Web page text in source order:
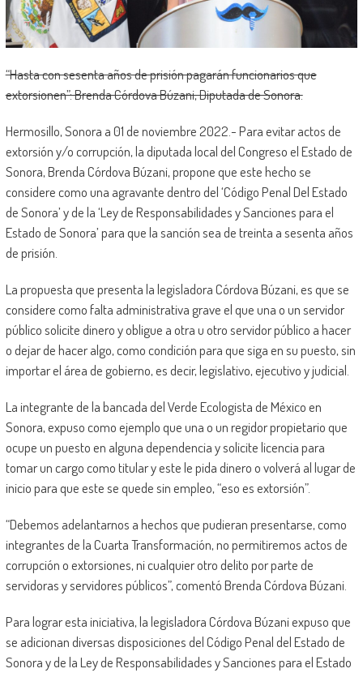
“Hasta con sesenta años de prisión pagarán funcionarios que
extorsionen”: Brenda Córdova Búzani, Diputada de Sonora.
Hermosillo, Sonora a 01 de noviembre 2022.- Para evitar actos de
extorsión y/o corrupción, la diputada local del Congreso el Estado de
Sonora, Brenda Córdova Búzani, propone que este hecho se
considere como una agravante dentro del ‘Código Penal Del Estado
de Sonora’ y de la ‘Ley de Responsabilidades y Sanciones para el
Estado de Sonora’ para que la sanción sea de treinta a sesenta años
de prisión.
La propuesta que presenta la legisladora Córdova Búzani, es que se
considere como falta administrativa grave el que una o un servidor
público solicite dinero y obligue a otra u otro servidor público a hacer
o dejar de hacer algo, como condición para que siga en su puesto, sin
importar el área de gobierno, es decir, legislativo, ejecutivo y judicial.
La integrante de la bancada del Verde Ecologista de México en
Sonora, expuso como ejemplo que una o un regidor propietario que
ocupe un puesto en alguna dependencia y solicite licencia para
tomar un cargo como titular y este le pida dinero o volverá al lugar de
inicio para que este se quede sin empleo, “eso es extorsión”.
“Debemos adelantarnos a hechos que pudieran presentarse, como
integrantes de la Cuarta Transformación, no permitiremos actos de
corrupción o extorsiones, ni cualquier otro delito por parte de
servidoras y servidores públicos”, comentó Brenda Córdova Búzani.
Para lograr esta iniciativa, la legisladora Córdova Búzani expuso que
se adicionan diversas disposiciones del Código Penal del Estado de
Sonora y de la Ley de Responsabilidades y Sanciones para el Estado